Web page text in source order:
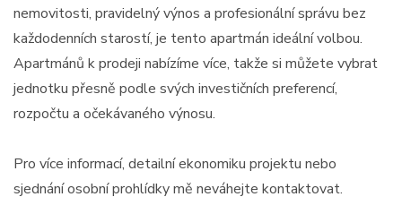
nemovitosti, pravidelný výnos a profesionální správu bez
každodenních starostí, je tento apartmán ideální volbou.
Apartmánů k prodeji nabízíme více, takže si můžete vybrat
jednotku přesně podle svých investičních preferencí,
rozpočtu a očekávaného výnosu.
Pro více informací, detailní ekonomiku projektu nebo
sjednání osobní prohlídky mě neváhejte kontaktovat.